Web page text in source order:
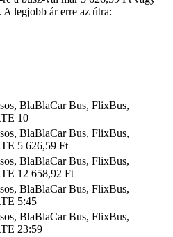
legjobb ár erre az útra:
BlaBlaCar Bus, FlixBus,
10
BlaBlaCar Bus, FlixBus,
5 626,59 Ft
BlaBlaCar Bus, FlixBus,
12 658,92 Ft
BlaBlaCar Bus, FlixBus,
5:45
BlaBlaCar Bus, FlixBus,
23:59